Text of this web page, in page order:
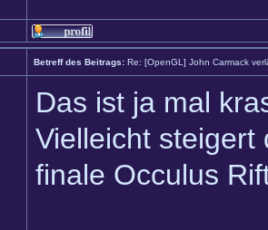
Betreff des Beitrags: Re: [OpenGL] John Carmack
Das ist ja mal
Vielleicht steigert
finale Occulus